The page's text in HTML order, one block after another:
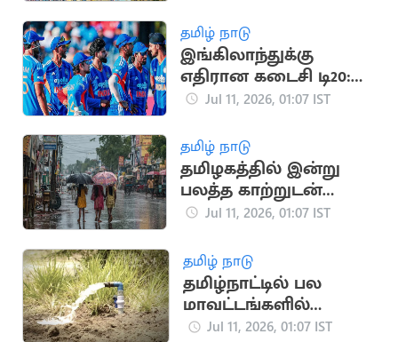
தமிழ் நாடு
இங்கிலாந்துக்கு
எதிரான கடைசி டி20:
ஆறுதல் வெற்றிக்கு
Jul 11, 2026, 01:07 IST
தமிழ் நாடு
தமிழகத்தில் இன்று
பலத்த காற்றுடன்
மிதமான மழைக்கு
Jul 11, 2026, 01:07 IST
தமிழ் நாடு
தமிழ்நாட்டில் பல
மாவட்டங்களில்
நிலத்தடி நீர்மட்டம் சரிவு
Jul 11, 2026, 01:07 IST